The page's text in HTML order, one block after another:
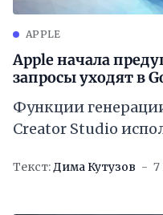
APPLE
Apple начала
запросы уходят в
Функции
Creator Studio
Текст:Дима Кутузов 7